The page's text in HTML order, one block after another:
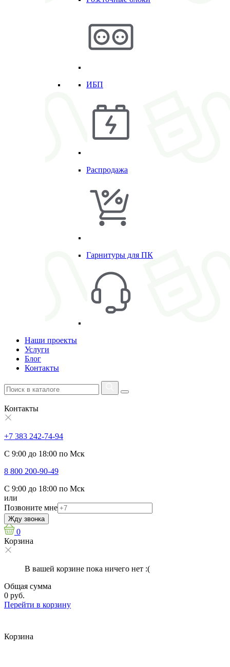
ИБП
Распродажа
Гарнитуры для ПК
Наши проекты
Услуги
Блог
Контакты
Контакты
+7 383 242-74-94
С 9:00 до 18:00 по Мск
8 800 200-90-49
С 9:00 до 18:00 по Мск
или
Позвоните мне
Жду звонка
0
Корзина
В вашей корзине пока ничего нет :(
Общая сумма
0 руб.
Перейти в корзину
Корзина